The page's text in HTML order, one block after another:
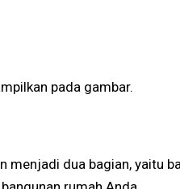
pada gambar.
dua bagian, yaitu